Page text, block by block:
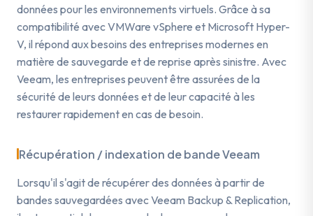
données pour les environnements virtuels. Grâce à sa
compatibilité avec VMWare vSphere et Microsoft Hyper-
V, il répond aux besoins des entreprises modernes en
matière de sauvegarde et de reprise après sinistre. Avec
Veeam, les entreprises peuvent être assurées de la
sécurité de leurs données et de leur capacité à les
restaurer rapidement en cas de besoin.
Récupération / indexation de bande Veeam
Lorsqu'il s'agit de récupérer des données à partir de
bandes sauvegardées avec Veeam Backup & Replication,